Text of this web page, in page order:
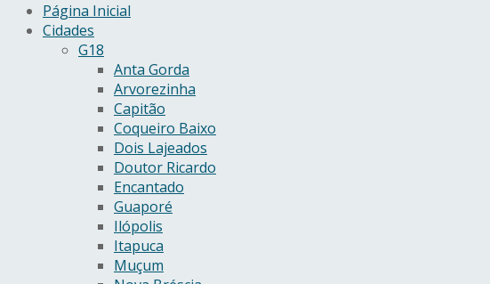
Página Inicial
Cidades
G18
Anta Gorda
Arvorezinha
Capitão
Coqueiro Baixo
Dois Lajeados
Doutor Ricardo
Encantado
Guaporé
Ilópolis
Itapuca
Muçum